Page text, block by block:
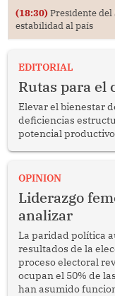
(18:30) Presidente del
estabilidad al país
EDITORIAL
Rutas para el
Elevar el bienestar
deficiencias
potencial
OPINION
Liderazgo
analizar
La paridad política
resultados de la
proceso electoral
ocupan el 50% de
han asumido